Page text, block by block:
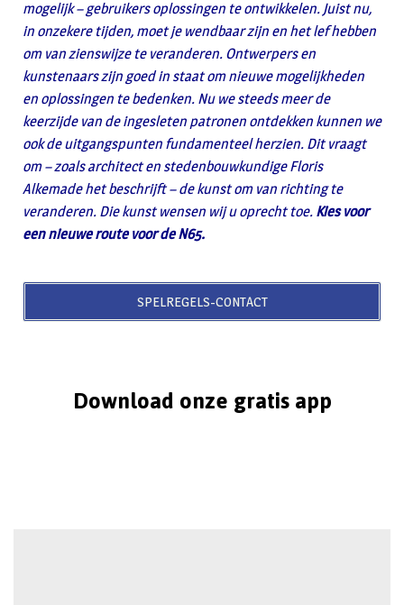
mogelijk – gebruikers oplossingen te ontwikkelen. Juist nu,
in onzekere tijden, moet je wendbaar zijn en het lef hebben
om van zienswijze te veranderen. Ontwerpers en
kunstenaars zijn goed in staat om nieuwe mogelijkheden
en oplossingen te bedenken. Nu we steeds meer de
keerzijde van de ingesleten patronen ontdekken kunnen we
ook de uitgangspunten fundamenteel herzien. Dit vraagt
om – zoals architect en stedenbouwkundige Floris
Alkemade het beschrijft – de kunst om van richting te
veranderen. Die kunst wensen wij u oprecht toe. Kies voor
een nieuwe route voor de N65.
SPELREGELS-CONTACT
Download onze gratis app